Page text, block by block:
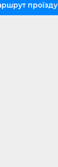
проїзду